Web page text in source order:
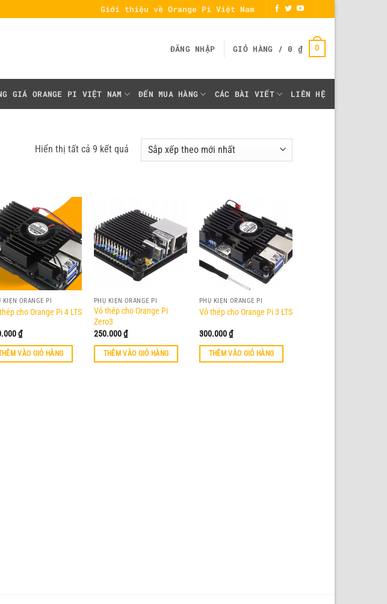
Giới thiệu về Orange Pi Việt Nam
ĐĂNG NHẬP GIỎ HÀNG / 0 ₫ 0
GIÁ ORANGE PI VIỆT NAM ĐẾN MUA HÀNG CÁC BÀI VIẾT LIÊN HỆ
Hiển thị tất cả 9 kết quảĐã
sắp
mới
nhất
KIỆN ORANGE PI
cho Orange Pi 4 LTS
₫
VÀO GIỎ HÀNG
PHỤ KIỆN ORANGE PI
Vỏ thép cho Orange Pi
Zero3
250.000₫
THÊM VÀO GIỎ HÀNG
PHỤ KIỆN ORANGE PI
Vỏ thép cho Orange Pi 3 LTS
300.000₫
THÊM VÀO GIỎ HÀNG